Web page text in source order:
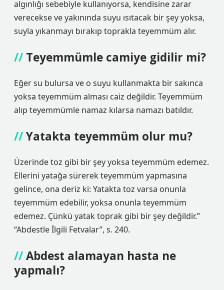
algınlığı sebebiyle kullanıyorsa, kendisine zarar
verecekse ve yakınında suyu ısıtacak bir şey yoksa,
suyla yıkanmayı bırakıp toprakla teyemmüm alır.
Teyemmümle camiye gidilir mi?
Eğer su bulursa ve o suyu kullanmakta bir sakınca
yoksa teyemmüm alması caiz değildir. Teyemmüm
alıp teyemmümle namaz kılarsa namazı batıldır.
Yatakta teyemmüm olur mu?
Üzerinde toz gibi bir şey yoksa teyemmüm edemez.
Ellerini yatağa sürerek teyemmüm yapmasına
gelince, ona deriz ki: Yatakta toz varsa onunla
teyemmüm edebilir, yoksa onunla teyemmüm
edemez. Çünkü yatak toprak gibi bir şey değildir.”
“Abdestle İlgili Fetvalar”, s. 240.
Abdest alamayan hasta ne
yapmalı?